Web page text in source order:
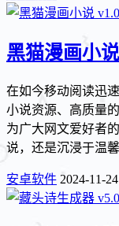
黑猫漫画小
在如今移动阅读迅
小说资源、高质量
为广大网文爱好者
说，还是沉浸于温
安卓软件 2024-11-24